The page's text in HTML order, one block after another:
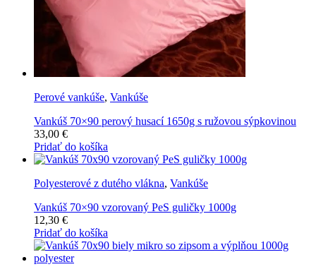
Perové vankúše, Vankúše
Vankúš 70×90 perový husací 1650g s ružovou sýpkovinou
33,00 €
Pridať do košíka
Polyesterové z dutého vlákna, Vankúše
Vankúš 70×90 vzorovaný PeS guličky 1000g
12,30 €
Pridať do košíka